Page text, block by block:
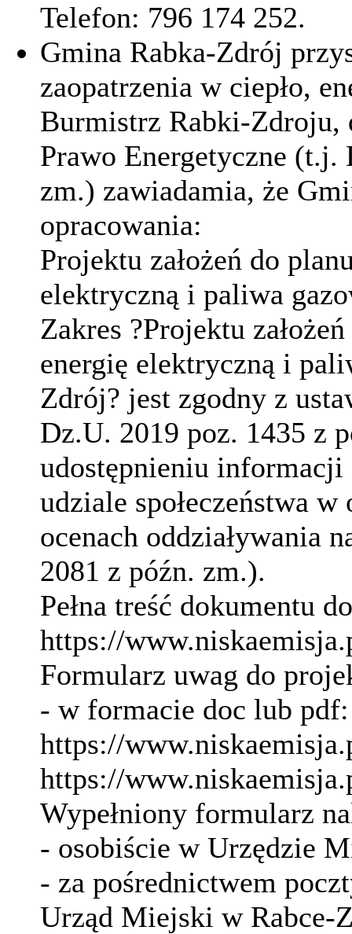
Telefon: 796 174 252.
Gmina Rabka-Zdrój
zaopatrzenia w ciepło,
Burmistrz Rabki-Zdroju,
Prawo Energetyczne (t.j.
zm.) zawiadamia, że
opracowania:
Projektu założeń do
elektryczną i paliwa
Zakres ?Projektu
energię elektryczną i
Zdrój? jest zgodny z
Dz.U. 2019 poz. 1435 z
udostępnieniu
udziale społeczeństwa
ocenach oddziaływania
2081 z późn. zm.).
Pełna treść dokumentu
https://
Formularz uwag do
- w formacie doc lub pdf:
https://
https://
Wypełniony formularz
- osobiście w Urzędzie
- za pośrednictwem
Urząd Miejski w Rabce-